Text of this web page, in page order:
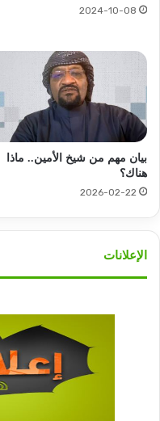
2024-10-08
بيان مهم من شيخ الأمين.. ماذا
هناك؟
2026-02-22
الإعلانات